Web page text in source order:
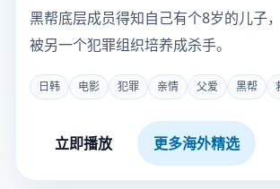
黑帮底层成员得知自己有个8岁的儿子
被另一个犯罪组织培养成杀手。
日韩 电影 犯罪 亲情 父爱 黑帮
立即播放 更多海外精选